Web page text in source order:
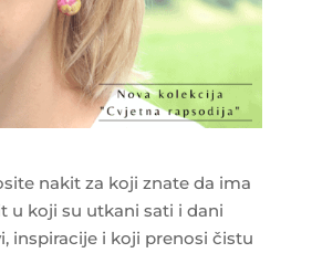
nakit za koji znate da ima
u koji su utkani sati i dani
inspiracije i koji prenosi čistu